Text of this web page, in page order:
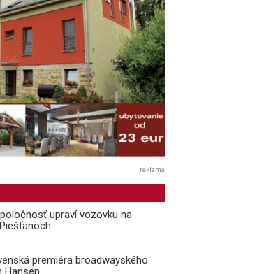
reklama
upraví vozovku na
premiéra broadwayského
Hansen